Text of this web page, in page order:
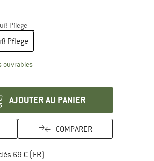
Pflege
Pflege
ouvrablesLe lien s'ouvre dans une boîte
AJOUTER AU PANIER
COMPARER
69 € (FR)